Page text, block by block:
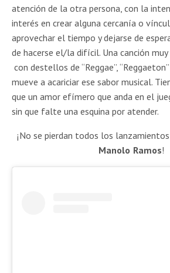
atención de la otra persona, con la
interés en crear alguna cercanía o
aprovechar el tiempo y dejarse de
de hacerse el/la difícil. Una canción
con destellos de “Reggae”,
mueve a acariciar ese sabor musical.
que un amor efímero que anda en el
sin que falte una esquina por atender.
¡No se pierdan todos los
Manolo Ramos!